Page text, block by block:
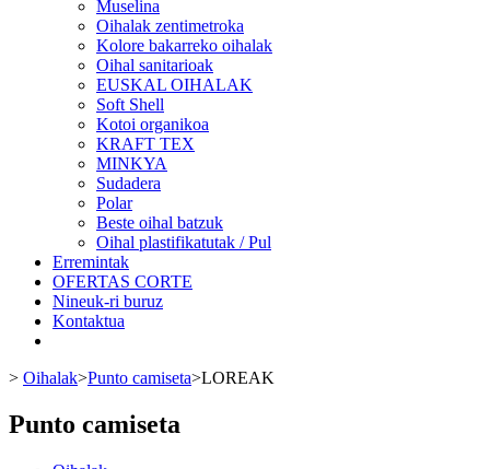
Muselina
Oihalak zentimetroka
Kolore bakarreko oihalak
Oihal sanitarioak
EUSKAL OIHALAK
Soft Shell
Kotoi organikoa
KRAFT TEX
MINKYA
Sudadera
Polar
Beste oihal batzuk
Oihal plastifikatutak / Pul
Erremintak
OFERTAS CORTE
Nineuk-ri buruz
Kontaktua
> Oihalak>Punto camiseta>LOREAK
Punto camiseta